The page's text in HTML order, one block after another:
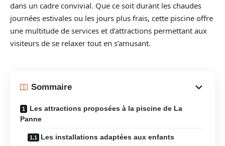
dans un cadre convivial. Que ce soit durant les chaudes
journées estivales ou les jours plus frais, cette piscine offre
une multitude de services et d’attractions permettant aux
visiteurs de se relaxer tout en s’amusant.
Sommaire
Les attractions proposées à la piscine de La
Panne
Les installations adaptées aux enfants